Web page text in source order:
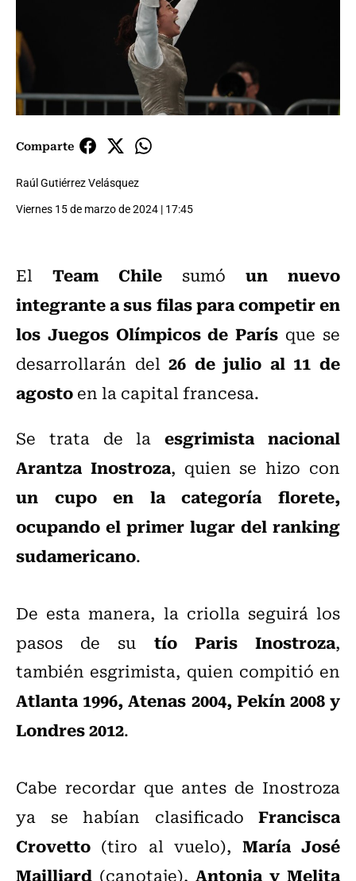
Comparte
Raúl Gutiérrez Velásquez
Viernes 15 de marzo de 2024 | 17:45
El Team Chile sumó un nuevo
integrante a sus filas para competir en
los Juegos Olímpicos de París que se
desarrollarán del26 de julio al 11 de
agostoen la capital francesa.
Se trata de laesgrimista nacional
Arantza Inostroza, quien se hizo con
un cupo en la categoría florete,
ocupando el primer lugar del ranking
sudamericano.
De esta manera, la criolla seguirá los
pasos de su tío Paris Inostroza,
también esgrimista, quien compitió en
Atlanta 1996, Atenas 2004, Pekín 2008 y
Londres 2012.
Cabe recordar que antes de Inostroza
ya se habían clasificado Francisca
Crovetto (tiro al vuelo), María José
Mailliard (canotaje), Antonia y Melita